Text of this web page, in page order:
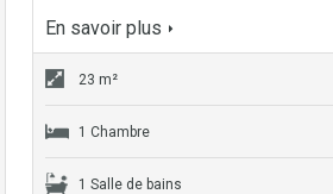
En savoir plus
23 m²
1 Chambre
1 Salle de bains